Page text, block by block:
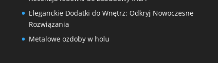
Eleganckie Dodatki do Wnętrz: Odkryj Nowoczesne
Rozwiązania
Metalowe ozdoby w holu